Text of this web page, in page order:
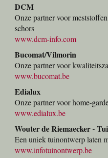
DCM
Onze partner voor
schors
www.dcm-info.com
Bucomat/Vilmorin
Onze partner voor
www.bucomat.be
Edialux
Onze partner voor home-
www.edialux.be
Wouter de Riemaecker -
Een uniek tuinontwerp laten
www.infotuinontwerp.be